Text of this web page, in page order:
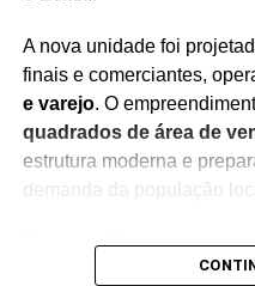
A nova unidade foi
finais e comerciantes,
e varejo. O
quadrados de área de
estrutura moderna e
demanda da população
Entre os diferenciais da
garantem maior agilidade